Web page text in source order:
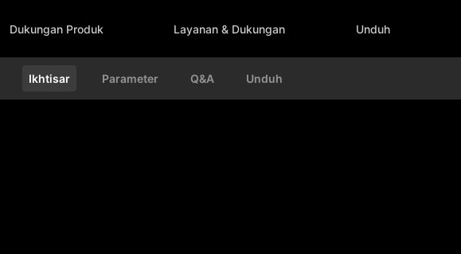
Dukungan Produk Layanan & Dukungan Unduh
Ikhtisar Parameter Q&A Unduh